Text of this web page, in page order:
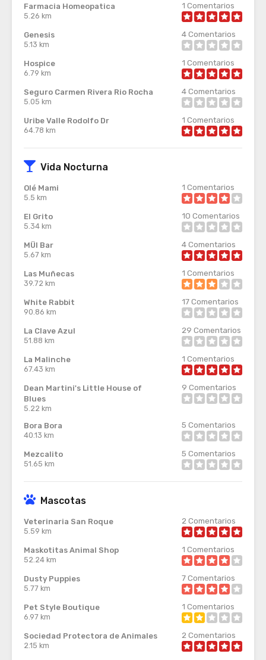
Farmacia Homeopatica
5.26 km
1 Comentarios
Genesis
5.13 km
4Comentarios
Hospice
6.79 km
1 Comentarios
Seguro Carmen Rivera Rio Rocha
5.05 km
4Comentarios
Uribe Valle Rodolfo Dr
64.78 km
1 Comentarios
Vida Nocturna
Olé Mami
5.5 km
1 Comentarios
El Grito
5.34 km
10 Comentarios
MÜI Bar
5.67 km
4Comentarios
Las Muñecas
39.72 km
1 Comentarios
White Rabbit
90.86 km
17Comentarios
La Clave Azul
51.88 km
29 Comentarios
La Malinche
67.43 km
1 Comentarios
Dean Martini's Little House of
Blues
5.22 km
9 Comentarios
Bora Bora
40.13 km
5 Comentarios
Mezcalito
51.65 km
5 Comentarios
Mascotas
Veterinaria San Roque
5.59 km
2Comentarios
Maskotitas Animal Shop
52.24 km
1 Comentarios
Dusty Puppies
5.77 km
7Comentarios
Pet Style Boutique
6.97 km
1 Comentarios
Sociedad Protectora de Animales
2.15 km
2Comentarios